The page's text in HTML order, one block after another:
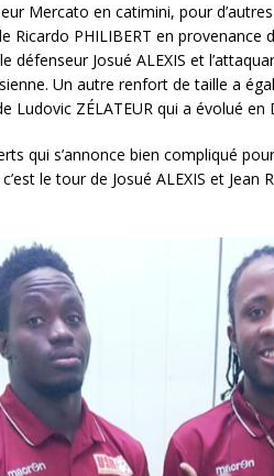
Mercato en catimini, pour
Ricardo PHILIBERT en provenance
défenseur Josué ALEXIS et
Un autre renfort de taille a
Ludovic ZÉLATEUR qui a évolué en
qui s’annonce bien compliqué
le tour de Josué ALEXIS et Jean